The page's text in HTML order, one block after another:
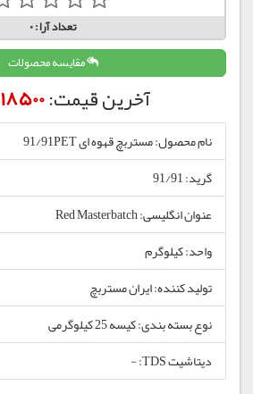
تعداد آرا:0
مقایسه محصولات
آخرین قیمت:18500 تومان
نام محصول: مستربچ قهوه ای 91/91PET
گرید: 91/91
عنوان انگلیسی: Red Masterbatch
واحد: کیلوگرم
تولید کننده: ایران مستربچ
نوع بسته بندی: کیسه 25 کیلوگرمی
دیتاشیت TDS: -